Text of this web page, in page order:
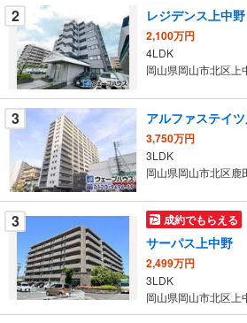
件
を
マ
イ
ペ
ー
ジ
保
存
す
る
2 レジデンス上中野
2,100万円
4LDK
岡山県岡山市北区上
3 アルファステイ
3,750万円
3LDK
岡山県岡山市北区鹿
3 成約でもらえる
サーパス上中野
2,499万円
3LDK
岡山県岡山市北区上